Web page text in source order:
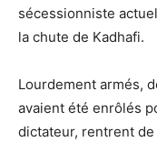
sécessionniste
la chute de Kadhafi.
Lourdement armés,
avaient été enrôlés
dictateur, rentrent de